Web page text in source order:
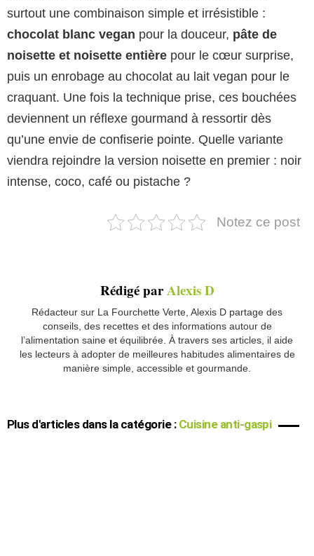
surtout une combinaison simple et irrésistible :
chocolat blanc vegan pour la douceur, pâte de
noisette et noisette entière pour le cœur surprise,
puis un enrobage au chocolat au lait vegan pour le
craquant. Une fois la technique prise, ces bouchées
deviennent un réflexe gourmand à ressortir dès
qu’une envie de confiserie pointe. Quelle variante
viendra rejoindre la version noisette en premier : noir
intense, coco, café ou pistache ?
Notez ce post
Rédigé parAlexis D
Rédacteur sur La Fourchette Verte, Alexis D partage des
conseils, des recettes et des informations autour de
l’alimentation saine et équilibrée. À travers ses articles, il aide
les lecteurs à adopter de meilleures habitudes alimentaires de
manière simple, accessible et gourmande.
Plus d'articles dans la catégorie : Cuisine anti-gaspi